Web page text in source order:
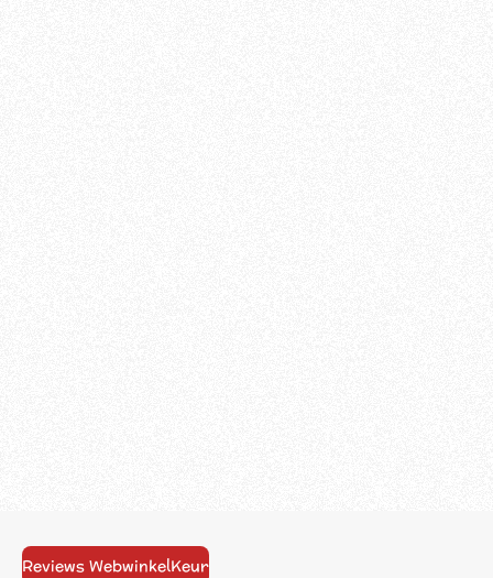
Reviews WebwinkelKeur